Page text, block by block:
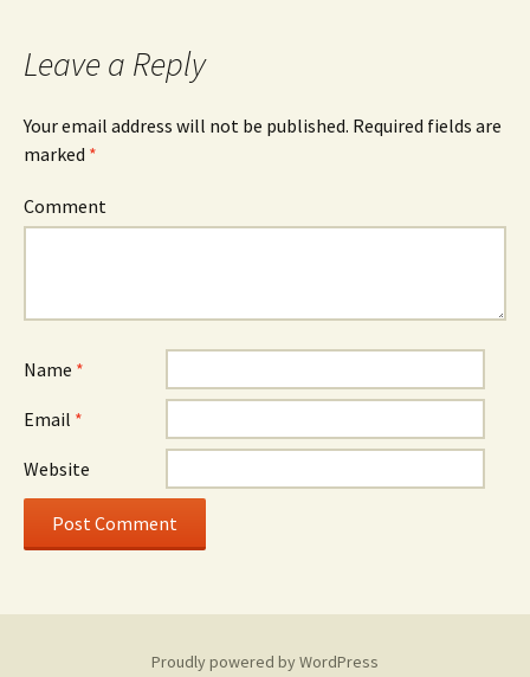
navigation
Leave a Reply
Your email address will not be published. Required fields are
marked *
Comment
Name *
Email *
Website
Proudly powered by WordPress